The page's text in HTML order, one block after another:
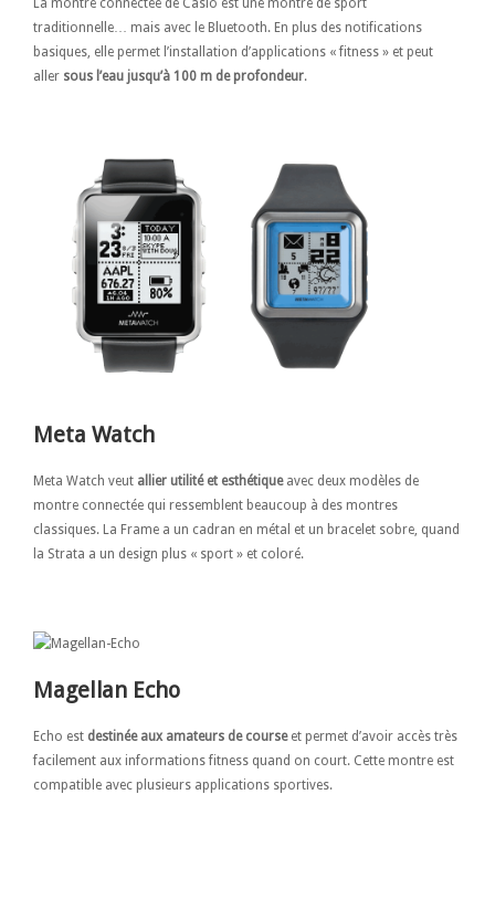
traditionnelle… mais avec le Bluetooth. En plus des notifications
basiques, elle permet l’installation d’applications « fitness » et peut
aller sous l’eau jusqu’à 100 m de profondeur.
Meta Watch
Meta Watch veut allier utilité et esthétiqueavec deux modèles de
montre connectée qui ressemblent beaucoup à des montres
classiques. La Frame a un cadran en métal et un bracelet sobre, quand
la Strata a un design plus « sport » et coloré.
Magellan Echo
Echo est destinée aux amateurs de courseet permet d’avoir accès très
facilement aux informations fitness quand on court. Cette montre est
compatible avec plusieurs applications sportives.